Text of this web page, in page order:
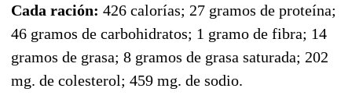
Cada ración: 426 calorías; 27 gramos de proteína;
46 gramos de carbohidratos; 1 gramo de fibra; 14
gramos de grasa; 8 gramos de grasa saturada; 202
mg. de colesterol; 459 mg. de sodio.